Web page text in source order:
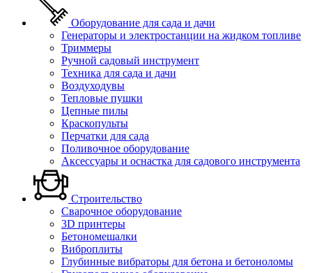
Оборудование для сада и дачи
Генераторы и электростанции на жидком топливе
Триммеры
Ручной садовый инструмент
Техника для сада и дачи
Воздуходувы
Тепловые пушки
Цепные пилы
Краскопульты
Перчатки для сада
Поливочное оборудование
Аксессуары и оснастка для садового инструмента
Строительство
Сварочное оборудование
3D принтеры
Бетономешалки
Виброплиты
Глубинные вибраторы для бетона и бетоноломы